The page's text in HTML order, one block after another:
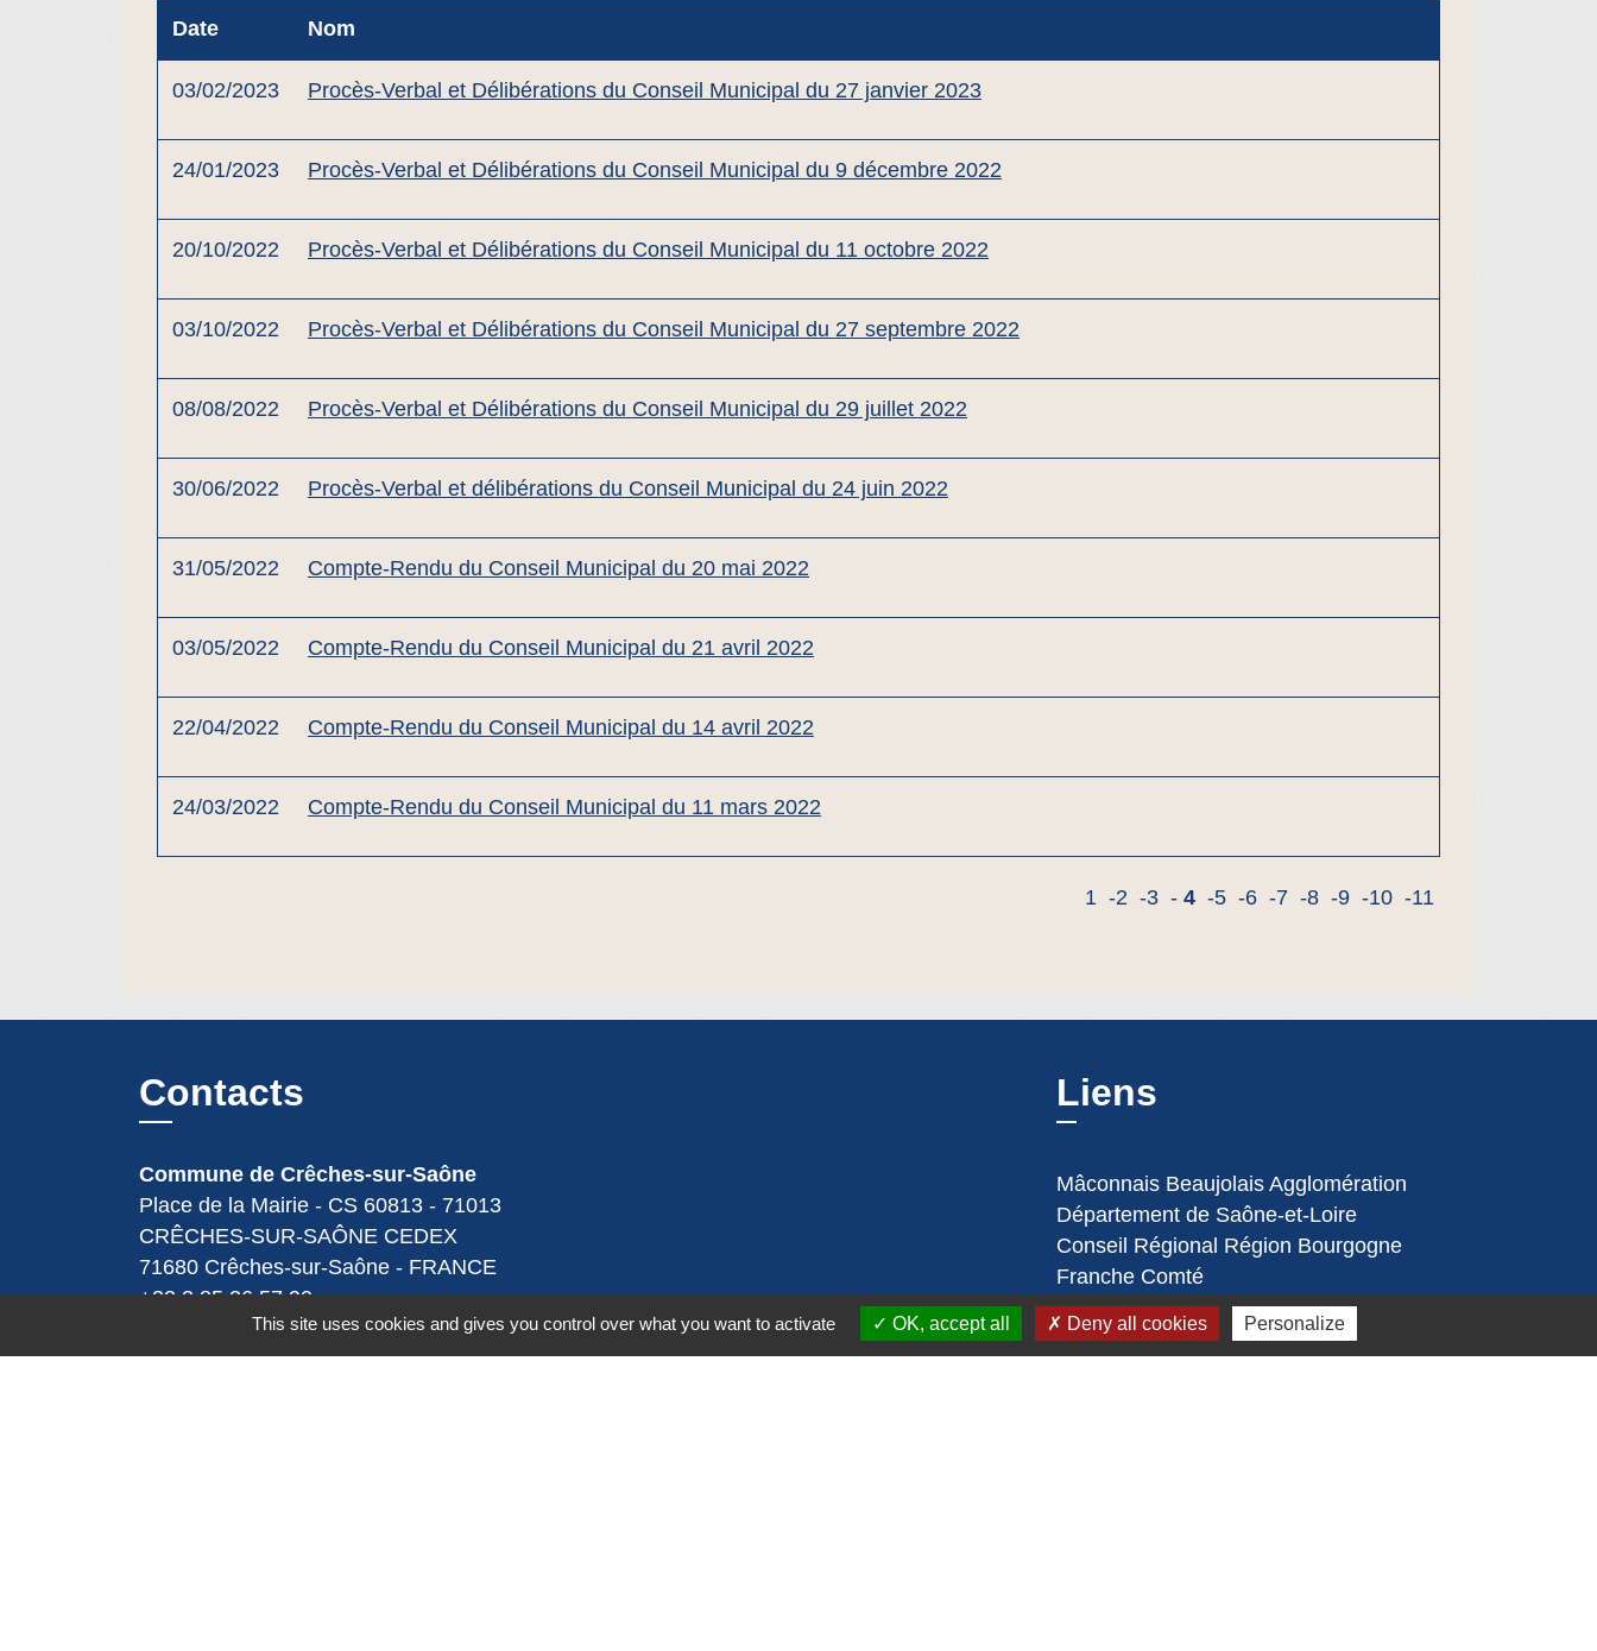
Date Nom
03/02/2023 Procès-Verbal et Délibérations du Conseil Municipal du 27 janvier 2023
24/01/2023 Procès-Verbal et Délibérations du Conseil Municipal du 9 décembre 2022
20/10/2022 Procès-Verbal et Délibérations du Conseil Municipal du 11 octobre 2022
03/10/2022 Procès-Verbal et Délibérations du Conseil Municipal du 27 septembre 2022
08/08/2022 Procès-Verbal et Délibérations du Conseil Municipal du 29 juillet 2022
30/06/2022 Procès-Verbal et délibérations du Conseil Municipal du 24 juin 2022
31/05/2022 Compte-Rendu du Conseil Municipal du 20 mai 2022
03/05/2022 Compte-Rendu du Conseil Municipal du 21 avril 2022
22/04/2022 Compte-Rendu du Conseil Municipal du 14 avril 2022
24/03/2022 Compte-Rendu du Conseil Municipal du 11 mars 2022
1 -2 -3 - 4 -5 -6 -7 -8 -9 -10 -11
Contacts
Commune de Crêches-sur-Saône
Place de la Mairie - CS 60813 - 71013
CRÊCHES-SUR-SAÔNE CEDEX
71680 Crêches-sur-Saône - FRANCE
+33 3 85 36 57 90
Contact par formulaire
Liens
Mâconnais Beaujolais Agglomération
Département de Saône-et-Loire
Conseil Régional Région Bourgogne
Franche Comté
Office de Tourisme de Mâcon
Préfecture de Saône et Loire
This site uses cookies and gives you control over what you want to activate OK, accept all Deny all cookies Personalize